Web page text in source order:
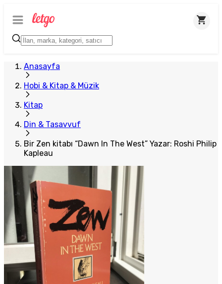
Anasayfa
Hobi & Kitap & Müzik
Kitap
Din & Tasavvuf
Bir Zen kitabı “Dawn In The West” Yazar: Roshi Philip
Kapleau